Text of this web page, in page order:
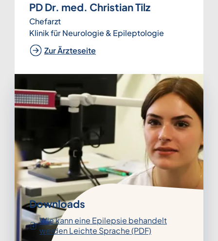
PD Dr. med. Christian Tilz
Chefarzt
Klinik für Neurologie & Epileptologie
Zur Ärzteseite
Downloads
Wie kann eine Epilepsie behandelt
werden Leichte Sprache (PDF)